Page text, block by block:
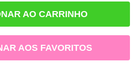
AO CARRINHO
AOS FAVORITOS